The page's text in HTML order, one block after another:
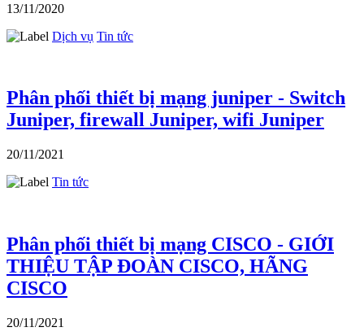
13/11/2020
Dịch vụ Tin tức
Phân phối thiết bị mạng juniper - Switch
Juniper, firewall Juniper, wifi Juniper
20/11/2021
Tin tức
Phân phối thiết bị mạng CISCO - GIỚI
THIỆU TẬP ĐOÀN CISCO, HÃNG
CISCO
20/11/2021